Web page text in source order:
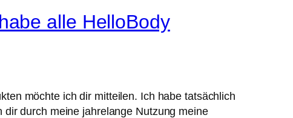
alle HelloBody
möchte ich dir mitteilen. Ich habe tatsächlich
durch meine jahrelange Nutzung meine